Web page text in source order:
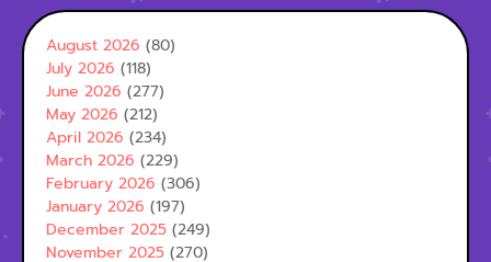
August 2026 (80)
July 2026 (118)
June 2026 (277)
May 2026 (212)
April 2026 (234)
March 2026 (229)
February 2026 (306)
January 2026 (197)
December 2025 (249)
November 2025 (270)